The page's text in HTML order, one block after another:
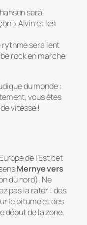
sera
« Alvin et les
rythme sera lent
rock en marche
du monde :
vous êtes
vitesse !
de l’Est cet
Mernye vers
du nord). Ne
pas la rater : des
le bitume et des
début de la zone.